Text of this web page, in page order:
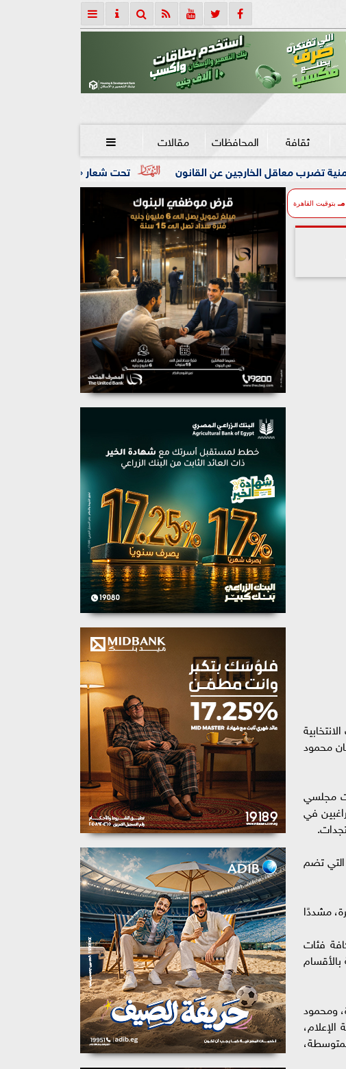
ثقافة المحافظات مقالات 
تحت شعار «خدمة بيوت الله شرف».. محافظ عن القانون
بتوقيت القاهرة
محمود
مجلسي
في
التي تضم
مشددًا
فئات
ومحمود